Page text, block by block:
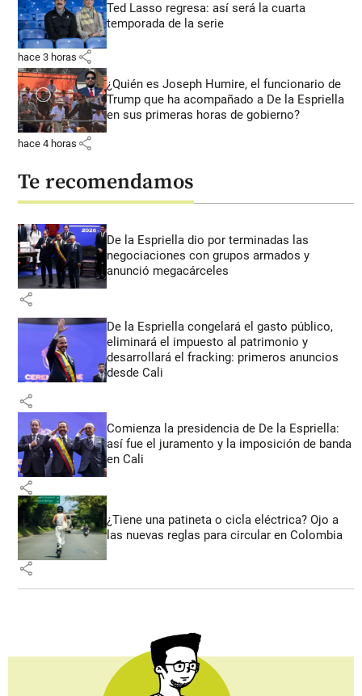
Ted Lasso regresa: así será la cuarta
temporada de la serie
hace 3 horas share
¿Quién es Joseph Humire, el funcionario de
Trump que ha acompañado a De la Espriella
en sus primeras horas de gobierno?
hace 4 horas share
Te recomendamos
De la Espriella dio por terminadas las
negociaciones con grupos armados y
anunció megacárceles
share
De la Espriella congelará el gasto público,
eliminará el impuesto al patrimonio y
desarrollará el fracking: primeros anuncios
desde Cali
share
Comienza la presidencia de De la Espriella:
así fue el juramento y la imposición de banda
en Cali
share
¿Tiene una patineta o cicla eléctrica? Ojo a
las nuevas reglas para circular en Colombia
share